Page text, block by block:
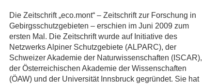
Die Zeitschrift „eco.mont“ – Zeitschrift zur Forschung in
Gebirgsschutzgebieten – erschien im Juni 2009 zum
ersten Mal. Die Zeitschrift wurde auf Initiative des
Netzwerks Alpiner Schutzgebiete (ALPARC), der
Schweizer Akademie der Naturwissenschaften (ISCAR),
der Österreichischen Akademie der Wissenschaften
(ÖAW) und der Universität Innsbruck gegründet. Sie hat